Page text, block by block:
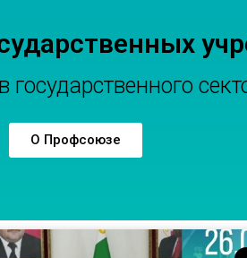
О Профсоюзе